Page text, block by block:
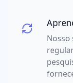
Nosso